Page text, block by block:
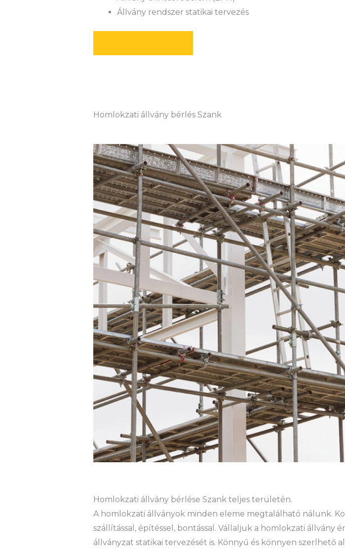
Állvány rendszer statikai tervezés
Homlokzati állvány bérlés Szank
Homlokzati állvány bérlése Szank teljes területén.
A homlokzati állványok minden eleme megtalálható nálunk.
szállítással, építéssel, bontással. Vállaljuk a homlokzati állvány
állványzat statikai tervezését is. Könnyű és könnyen